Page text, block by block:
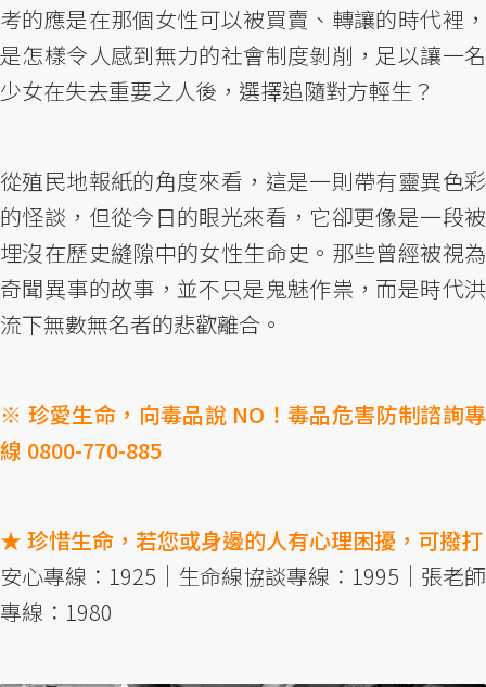
考的應是在那個女性可以被買賣、轉讓的時代裡，
是怎樣令人感到無力的社會制度剝削，足以讓一名
少女在失去重要之人後，選擇追隨對方輕生？
從殖民地報紙的角度來看，這是一則帶有靈異色彩
的怪談，但從今日的眼光來看，它卻更像是一段被
埋沒在歷史縫隙中的女性生命史。那些曾經被視為
奇聞異事的故事，並不只是鬼魅作祟，而是時代洪
流下無數無名者的悲歡離合。
※ 珍愛生命，向毒品說 NO！毒品危害防制諮詢專
線 0800-770-885
★ 珍惜生命，若您或身邊的人有心理困擾，可撥打
安心專線：1925｜生命線協談專線：1995｜張老師
專線：1980